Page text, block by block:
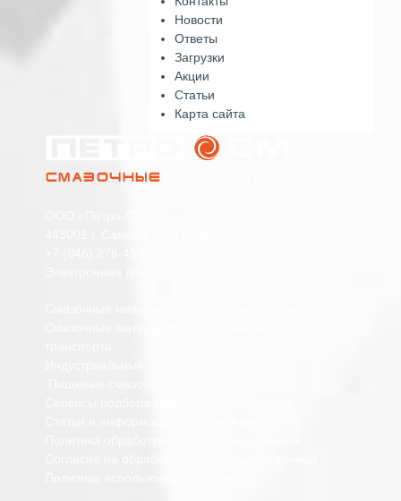
Новости
Ответы
Загрузки
Акции
Статьи
Карта сайта